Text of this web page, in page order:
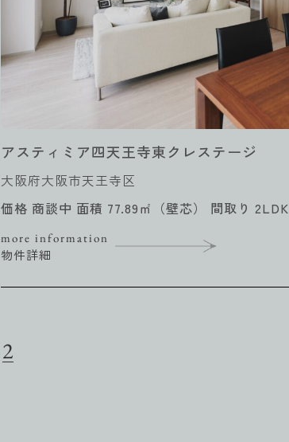
アスティミア四天王寺東クレステージ
大阪府大阪市天王寺区
価格 商談中 面積 77.89㎡（壁芯） 間取り 2LDK
more information
物件詳細
2